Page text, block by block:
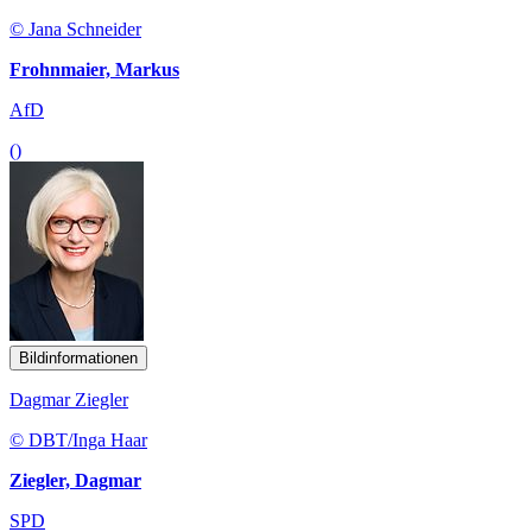
© Jana Schneider
Frohnmaier, Markus
AfD
()
Bildinformationen
Dagmar Ziegler
© DBT/Inga Haar
Ziegler, Dagmar
SPD